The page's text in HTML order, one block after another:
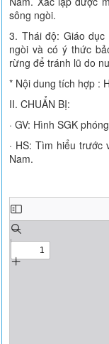
sông ngòi.
3. Thái độ: Giáo
ngòi và có ý thức
rừng để tránh lũ do
* Nội dung tích hợp :
II. CHUẨN BỊ:
· GV: Hình SGK
· HS: Tìm hiểu trước
Nam.